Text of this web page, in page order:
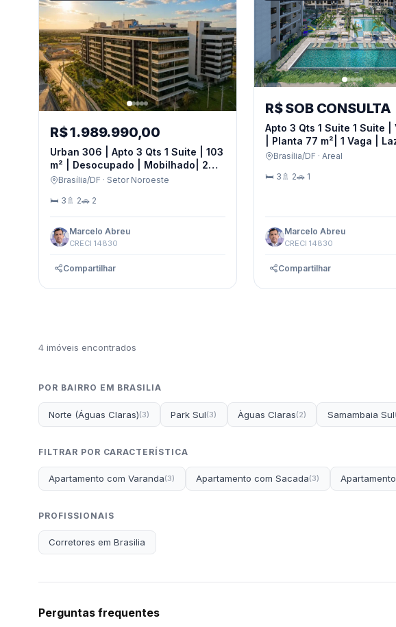
R$ 1.989.990,00
Urban 306 | Apto 3 Qts 1 Suite | 103
m² | Desocupado | Mobilhado| 2
Vgs | Lazer Completo
Brasília/DF · Setor Noroeste
🛏 3 🚿 2🚗 2
Marcelo Abreu
CRECI 14830
Compartilhar
R$ SOB CONSULTA
Apto 3 Qts 1 Suite 1 Suite |
| Planta 77 m²| 1 Vaga |
Completo | Viva Águas
Brasília/DF · Areal
🛏 3 🚿 2🚗 1
Marcelo Abreu
CRECI 14830
Compartilhar
4 imóveis encontrados
POR BAIRRO EM BRASILIA
Norte (Águas Claras)(3) Park Sul(3) Àguas Claras(2) Samambaia Sul
FILTRAR POR CARACTERÍSTICA
Apartamento com Varanda(3) Apartamento com Sacada(3)
PROFISSIONAIS
Corretores em Brasilia
Perguntas frequentes